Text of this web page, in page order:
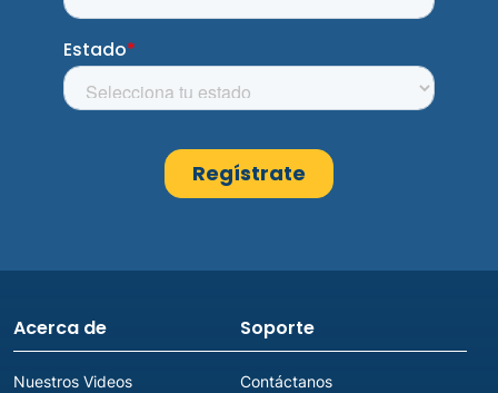
Acerca de
Nuestros Videos
Soporte
Contáctanos